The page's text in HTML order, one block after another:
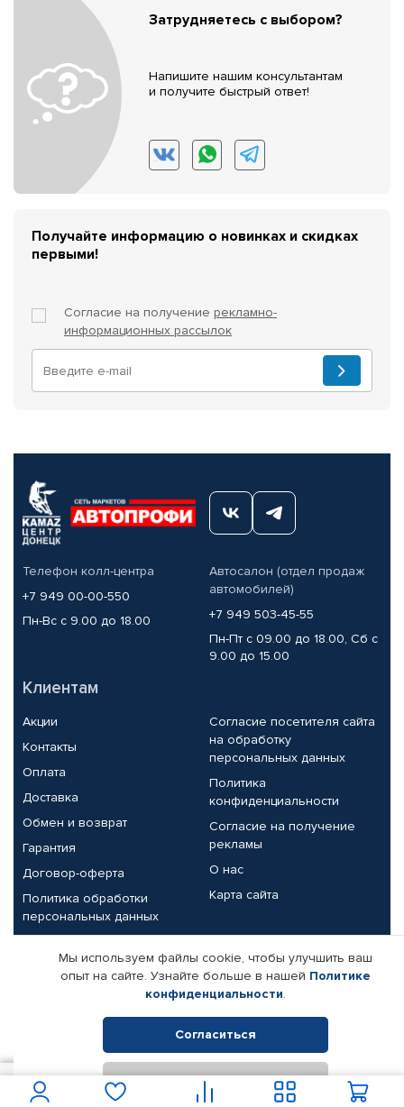
Затрудняетесь с выбором?
Напишите нашим консультантам
и получите быстрый ответ!
Получайте информацию о новинках и скидках
первыми!
Согласие на получение рекламно-
информационных рассылок
Телефон колл-центра
+7 949 00-00-550
Пн-Вс с 9.00 до 18.00
Автосалон (отдел продаж
автомобилей)
+7 949 503-45-55
Пн-Пт с 09.00 до 18.00, Сб с
9.00 до 15.00
Клиентам
Акции
Контакты
Оплата
Доставка
Обмен и возврат
Гарантия
Договор-оферта
Политика обработки
персональных данных
Согласие посетителя сайта
на обработку
персональных данных
Политика
конфиденциальности
Согласие на получение
рекламы
О нас
Карта сайта
Партнерам
Корпоративным клиентам
Поставщикам
Реквизиты компании
© КАМАЗ ЦЕНТР ДОНЕЦК, 2015-2026. Все права защищены.
Интернет-магазин автомобильных товаров Автопрофи.
Мы используем файлы cookie, чтобы улучшить ваш
опыт на сайте. Узнайте больше в нашей Политике
конфиденциальности.
Согласиться
Отклонить
В корзину